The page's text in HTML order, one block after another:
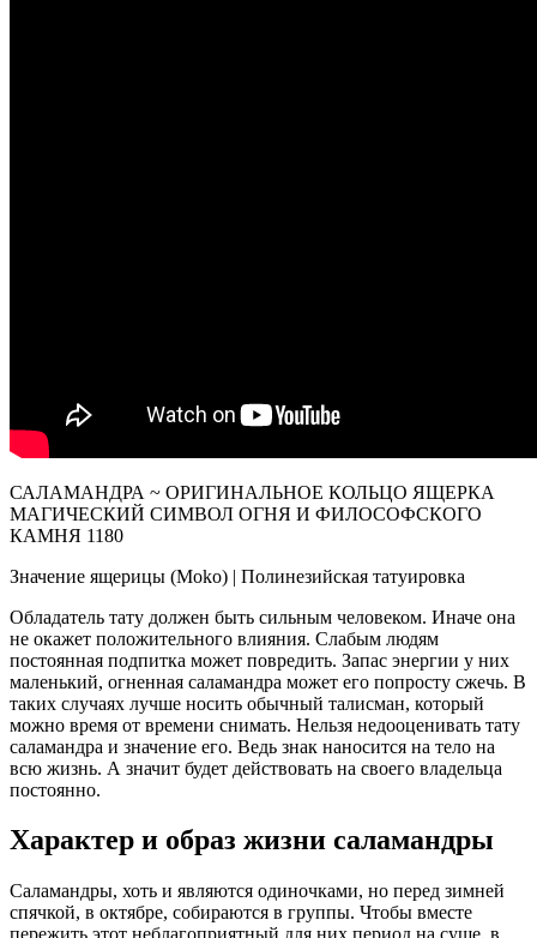
САЛАМАНДРА ~ ОРИГИНАЛЬНОЕ КОЛЬЦО ЯЩЕРКА
МАГИЧЕСКИЙ СИМВОЛ ОГНЯ И ФИЛОСОФСКОГО
КАМНЯ 1180
Значение ящерицы (Moko) | Полинезийская татуировка
Обладатель тату должен быть сильным человеком. Иначе она
не окажет положительного влияния. Слабым людям
постоянная подпитка может повредить. Запас энергии у них
маленький, огненная саламандра может его попросту сжечь. В
таких случаях лучше носить обычный талисман, который
можно время от времени снимать. Нельзя недооценивать тату
саламандра и значение его. Ведь знак наносится на тело на
всю жизнь. А значит будет действовать на своего владельца
постоянно.
Характер и образ жизни саламандры
Саламандры, хоть и являются одиночками, но перед зимней
спячкой, в октябре, собираются в группы. Чтобы вместе